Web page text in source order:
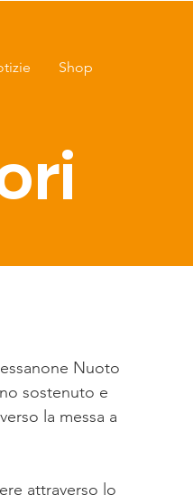
Shop
Nuoto
sostenuto e
la messa a
attraverso lo